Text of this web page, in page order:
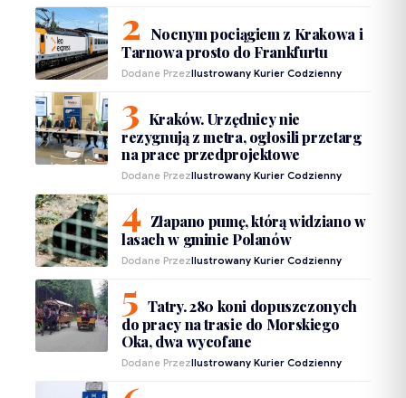
Nocnym pociągiem z Krakowa i
Tarnowa prosto do Frankfurtu
Dodane PrzezIlustrowany Kurier Codzienny
Kraków. Urzędnicy nie
rezygnują z metra, ogłosili przetarg
na prace przedprojektowe
Dodane PrzezIlustrowany Kurier Codzienny
Złapano pumę, którą widziano w
lasach w gminie Polanów
Dodane PrzezIlustrowany Kurier Codzienny
Tatry. 280 koni dopuszczonych
do pracy na trasie do Morskiego
Oka, dwa wycofane
Dodane PrzezIlustrowany Kurier Codzienny